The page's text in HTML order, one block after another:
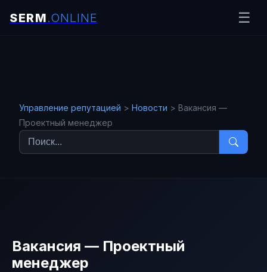
Управление репутацией
в
OSINT Новости
☰
Управление репутацией > Новости > Вакансия —
Проектный менеджер
Вакансия — Проектный
менеджер